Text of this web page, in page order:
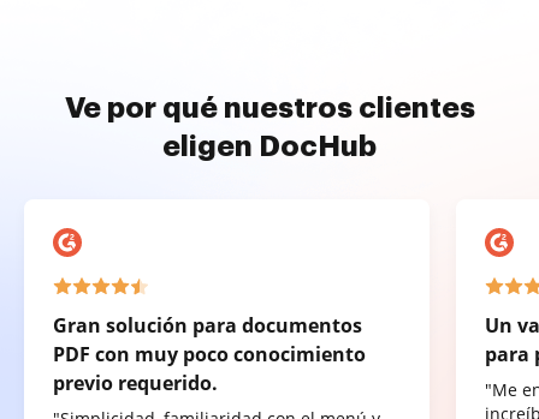
Ve por qué nuestros clientes
eligen DocHub
Gran solución para documentos
PDF con muy poco conocimiento
previo requerido.
Un
para
"Me